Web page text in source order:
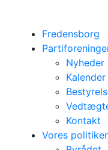
Fredensborg
Nyheder
Kalender
Kontakt
Vores